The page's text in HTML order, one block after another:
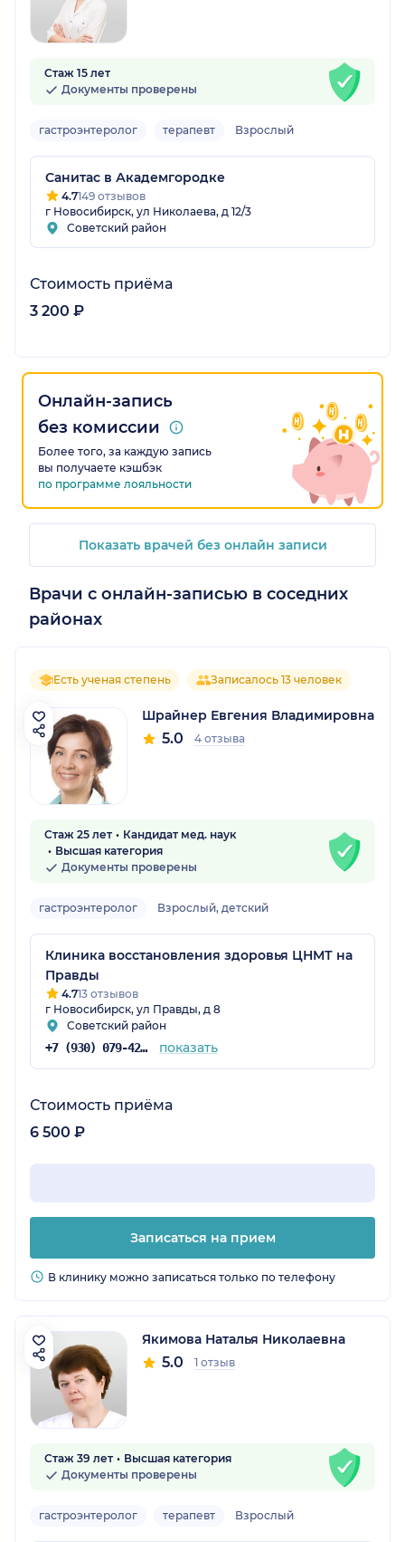
Стаж 15 лет
Документы проверены
гастроэнтеролог терапевт Взрослый
Санитас в Академгородке
4.7149 отзывов
г Новосибирск, ул Николаева, д 12/3
Советский район
Стоимость приёма
3 200 ₽
Онлайн-запись
без комиссии
Более того, за каждую запись
вы получаете кэшбэк
по программе лояльности
Показать врачей без онлайн записи
Врачи с онлайн-записью в соседних
районах
Есть ученая степень Записалось 13 человек
Шрайнер Евгения Владимировна
5.0 4 отзыва
Стаж 25 лет
Кандидат мед. наук
Высшая категория
Документы проверены
гастроэнтеролог Взрослый, детский
Клиника восстановления здоровья ЦНМТ на
Правды
4.713 отзывов
г Новосибирск, ул Правды, д 8
Советский район
+7 (930) 079-42-04 показать
Стоимость приёма
6 500 ₽
Записаться на прием
В клинику можно записаться только по телефону
Якимова Наталья Николаевна
5.0 1 отзыв
Стаж 39 лет
Высшая категория
Документы проверены
гастроэнтеролог терапевт Взрослый